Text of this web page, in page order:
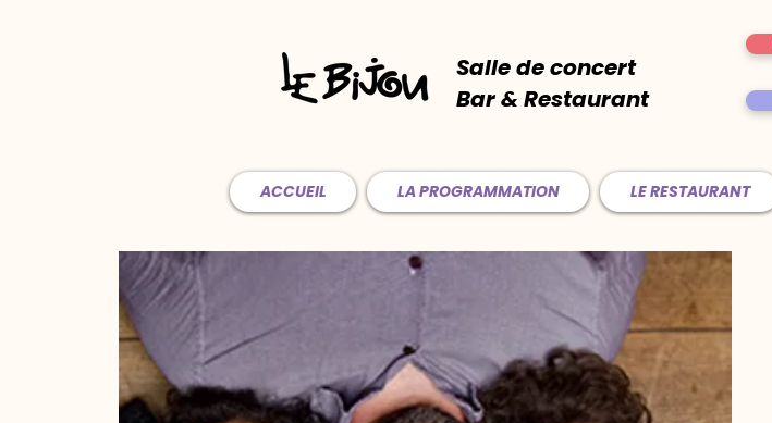
Salle de concert
Bar & Restaurant
ACCUEIL LA PROGRAMMATION LE RESTAURANT